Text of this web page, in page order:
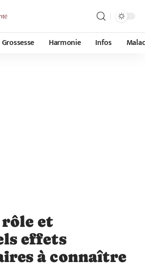
Grossesse Harmonie Infos
rôle et
effets
à connaître